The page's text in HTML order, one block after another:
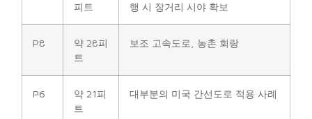
피트
행 시 장거리 시야 확보
P8
약 28피
트
보조 고속도로, 농촌 회랑
P6
약 21피
트
대부분의 미국 간선도로 적용 사례